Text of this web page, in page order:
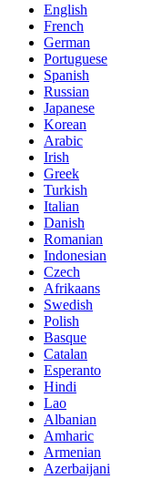
English
French
German
Portuguese
Spanish
Russian
Japanese
Korean
Arabic
Irish
Greek
Turkish
Italian
Danish
Romanian
Indonesian
Czech
Afrikaans
Swedish
Polish
Basque
Catalan
Esperanto
Hindi
Lao
Albanian
Amharic
Armenian
Azerbaijani